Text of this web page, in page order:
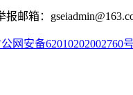
邮箱：
网安备62010202002760